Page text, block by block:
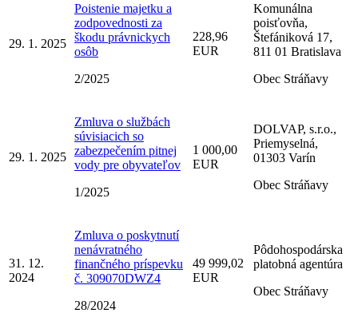
29. 1. 2025
Poistenie majetku a
zodpovednosti za
škodu právnickych
osôb
2/2025
228,96
EUR
Komunálna
poisťovňa,
Štefániková 17,
811 01 Bratislava
Obec Stráňavy
29. 1. 2025
Zmluva o službách
súvisiacich so
zabezpečením pitnej
vody pre obyvateľov
1/2025
1 000,00
EUR
DOLVAP, s.r.o.,
Priemyselná,
01303 Varín
Obec Stráňavy
31. 12.
2024
Zmluva o poskytnutí
nenávratného
finančného príspevku
č. 309070DWZ4
28/2024
49 999,02
EUR
Pôdohospodárska
platobná agentúra
Obec Stráňavy